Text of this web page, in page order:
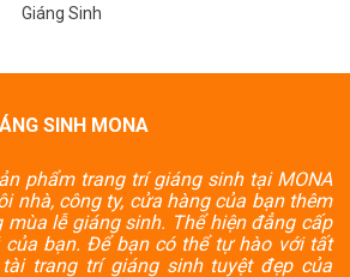
Giáng Sinh
SINH MONA
phẩm trang trí giáng sinh tại MONA
nhà, công ty, cửa hàng của bạn thêm
mùa lễ giáng sinh. Thể hiện đẳng cấp
của bạn. Để bạn có thể tự hào với tất
trang trí giáng sinh tuyệt đẹp của